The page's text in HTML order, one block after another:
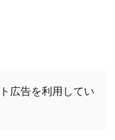
広告を利用してい